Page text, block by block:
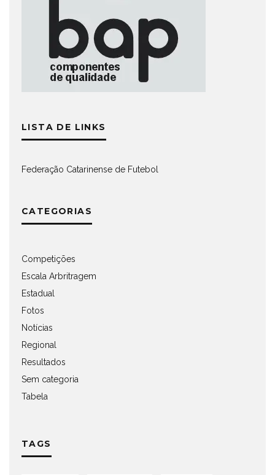
LISTA DE LINKS
Federação Catarinense de Futebol
CATEGORIAS
Competições
Escala Arbritragem
Estadual
Fotos
Notícias
Regional
Resultados
Sem categoria
Tabela
TAGS